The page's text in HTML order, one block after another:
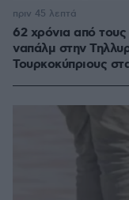
62 χρόνια από
ναπάλμ στην
Τουρκοκύπριους
πριν 45 λεπτά